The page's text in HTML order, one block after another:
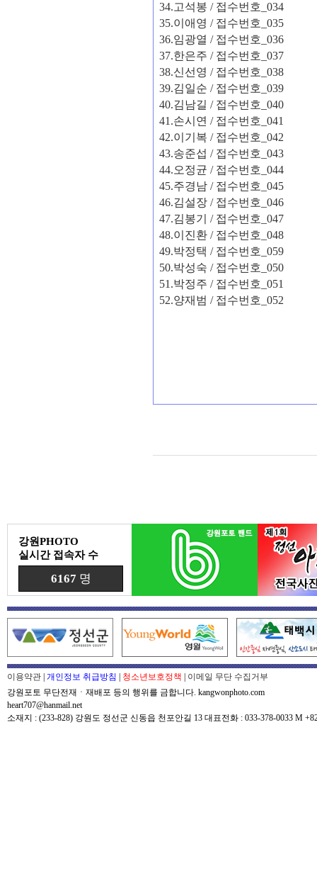
34.고석봉/ 접수번호 _034
35.이애영/ 접수번호 _035
36.임광열/ 접수번호 _036
37.한은주/ 접수번호 _037
38.신선영/ 접수번호 _038
39.김일순/ 접수번호 _039
40.김남길/ 접수번호 _040
41.손시연/ 접수번호 _041
42.이기복/ 접수번호 _042
43.송준섭/ 접수번호 _043
44.오정균/ 접수번호 _044
45.주경남/ 접수번호 _045
46.김설장/ 접수번호 _046
47.김봉기/ 접수번호 _047
48.이진환/ 접수번호 _048
49.박정택/ 접수번호 _059
50.박성숙/ 접수번호 _050
51.박정주/ 접수번호 _051
52.양재범/ 접수번호 _052
강원PHOTO
실시간 접속자 수
6167 명
이용약관 개인정보 취급방침 청소년보호정책
이메일 무단 수집거부
강원포토 무단전재ㆍ재배포 등의 행위를 금합니다. kangwonphoto.com
heart707@hanmail.net
소재지 : (233-828) 강원도 정선군 신동읍 천포안길 13 대표전화 : 033-378-0033 M